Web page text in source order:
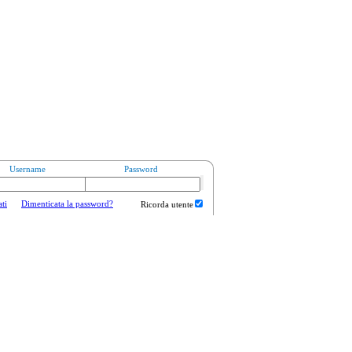
Username Password
Dimenticata la password? Ricorda utente